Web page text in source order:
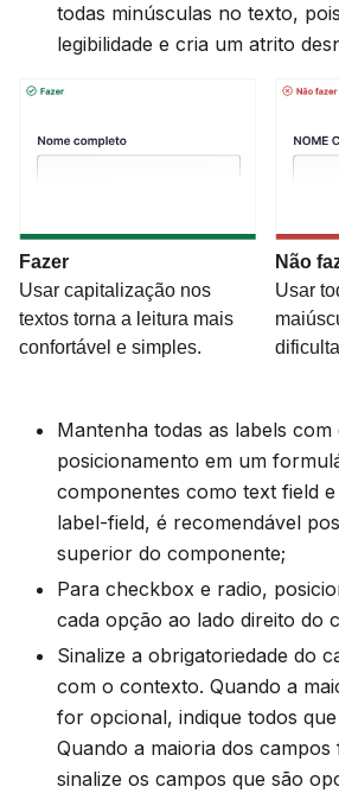
todas minúsculas no texto,
legibilidade e cria um atrito
Fazer
Usar capitalização nos
textos torna a leitura mais
confortável e simples.
Não
Usar
Mantenha todas as labels com
posicionamento em um
componentes como text field
label-field, é recomendável
superior do componente;
Para checkbox e radio,
cada opção ao lado direito do
Sinalize a obrigatoriedade do
com o contexto. Quando a
for opcional, indique todos
Quando a maioria dos
sinalize os campos que são